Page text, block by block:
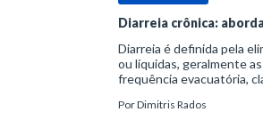
Diarreia crônica:
Diarreia é definida pela
ou líquidas, geralmente
frequência evacuatória,
prática, a consistência
PorDimitris Rados